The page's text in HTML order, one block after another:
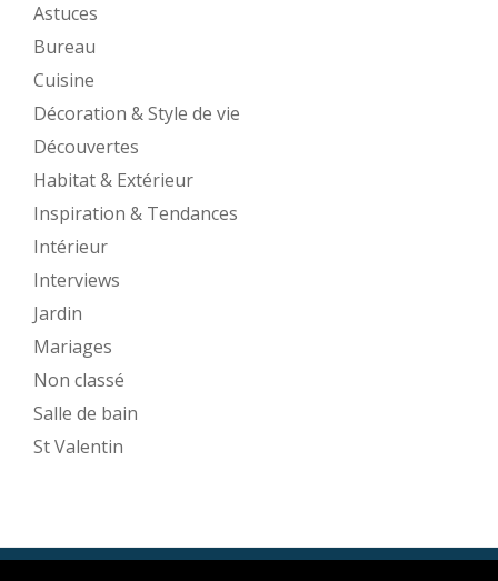
Astuces
Bureau
Cuisine
Décoration & Style de vie
Découvertes
Habitat & Extérieur
Inspiration & Tendances
Intérieur
Interviews
Jardin
Mariages
Non classé
Salle de bain
St Valentin